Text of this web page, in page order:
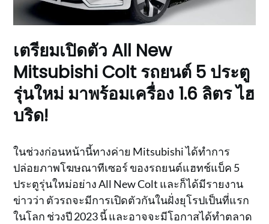
เตรียมเปิดตัว All New
Mitsubishi Colt รถยนต์ 5 ประตู
รุ่นใหม่ มาพร้อมเครื่อง 1.6 ลิตร ไฮ
บริด!
ในช่วงก่อนหน้านี้ทางค่าย Mitsubishi ได้ทำการ
ปล่อยภาพโฆษณาทีเซอร์ ของรถยนต์แฮทช์แบ็ค 5
ประตูรุ่นใหม่อย่าง All New Colt และก็ได้มีรายงาน
ข่าวว่า ตัวรถจะมีการเปิดตัวกันในฝั่งยุโรปเป็นที่แรก
ในโลก ช่วงปี 2023 นี้ และอาจจะมีโอกาสได้ทำตลาด